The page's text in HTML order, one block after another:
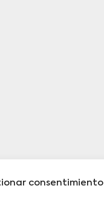
consentimiento